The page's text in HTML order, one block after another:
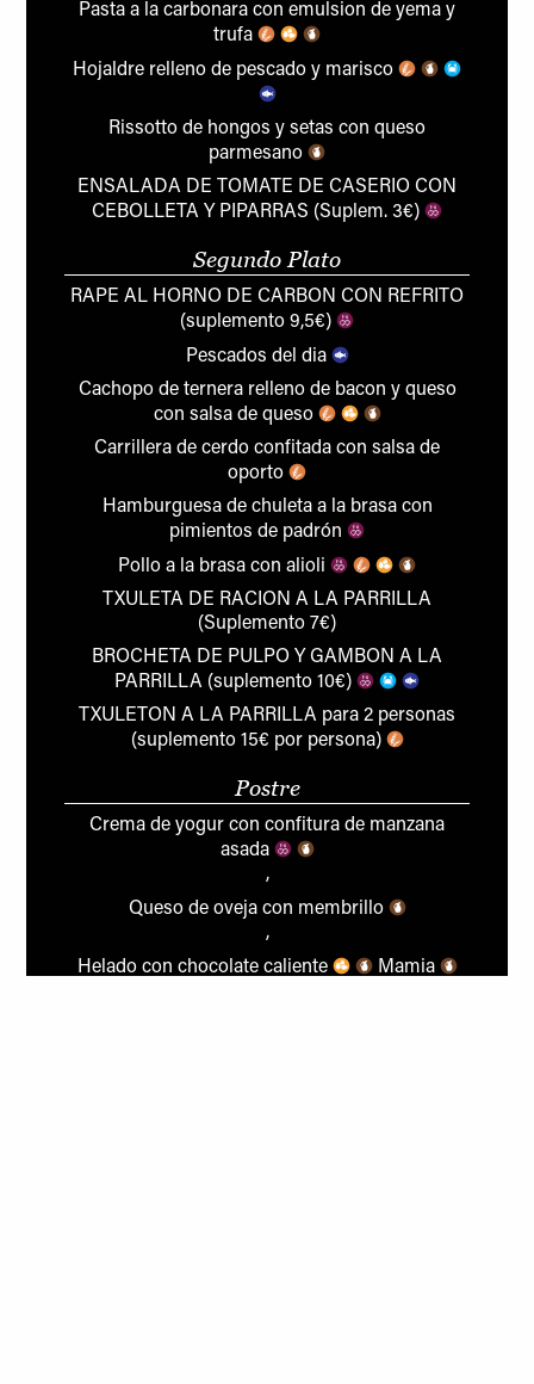
Pasta a la carbonara con emulsion de yema y
trufa
Hojaldre relleno de pescado y marisco
Rissotto de hongos y setas con queso
parmesano
ENSALADA DE TOMATE DE CASERIO CON
CEBOLLETA Y PIPARRAS (Suplem. 3€)
Segundo Plato
RAPE AL HORNO DE CARBON CON REFRITO
(suplemento 9,5€)
Pescados del dia
Cachopo de ternera relleno de bacon y queso
con salsa de queso
Carrillera de cerdo confitada con salsa de
oporto
Hamburguesa de chuleta a la brasa con
pimientos de padrón
Pollo a la brasa con alioli
TXULETA DE RACION A LA PARRILLA
(Suplemento 7€)
BROCHETA DE PULPO Y GAMBON A LA
PARRILLA (suplemento 10€)
TXULETON A LA PARRILLA para 2 personas
(suplemento 15€ por persona)
Postre
Crema de yogur con confitura de manzana
asada
Queso de oveja con membrillo
Helado con chocolate caliente Mamia